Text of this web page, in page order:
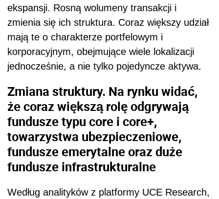
ekspansji. Rosną wolumeny transakcji i
zmienia się ich struktura. Coraz większy udział
mają te o charakterze portfelowym i
korporacyjnym, obejmujące wiele lokalizacji
jednocześnie, a nie tylko pojedyncze aktywa.
Zmiana struktury. Na rynku widać,
że coraz większą rolę odgrywają
fundusze typu core i core+,
towarzystwa ubezpieczeniowe,
fundusze emerytalne oraz duże
fundusze infrastrukturalne
Według analityków z platformy UCE Research,